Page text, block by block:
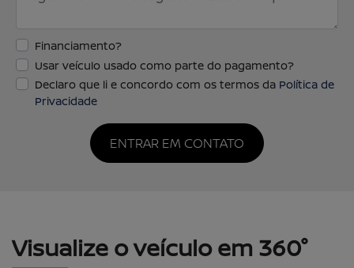
Financiamento?
Usar veículo usado como parte do pagamento?
Declaro que li e concordo com os termos da Política de
Privacidade
ENTRAR EM CONTATO
Visualize o veículo em 360°